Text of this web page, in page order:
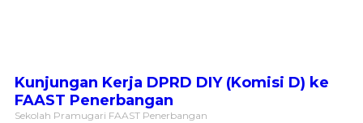
Kunjungan Kerja DPRD DIY (Komisi D) ke
FAAST Penerbangan
Sekolah Pramugari FAAST Penerbangan